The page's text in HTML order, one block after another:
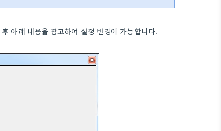
아래 내용을 참고하여 설정 변경이 가능합니다.